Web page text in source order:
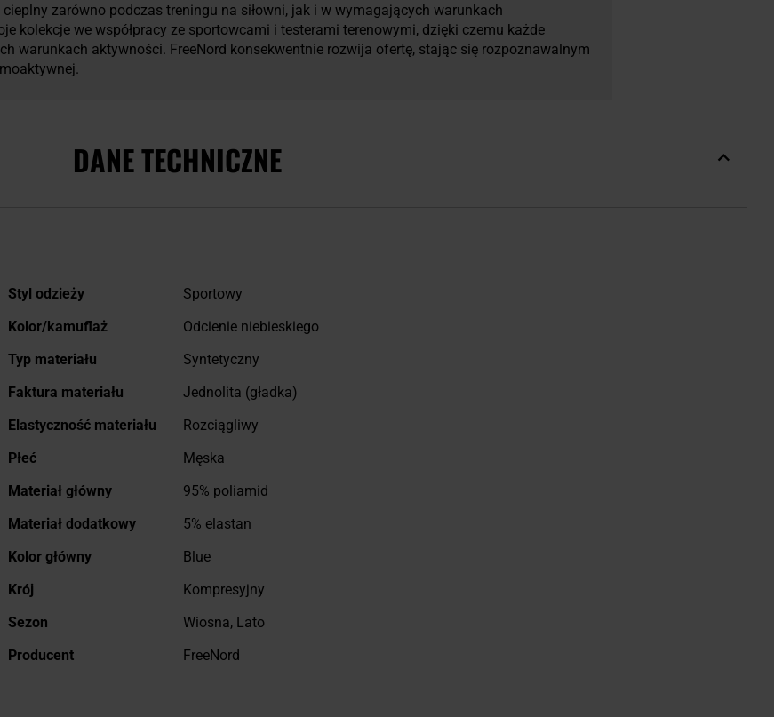
zarówno podczas treningu na siłowni, jak i w wymagających warunkach
kolekcje we współpracy ze sportowcami i testerami terenowymi, dzięki czemu każde
warunkach aktywności. FreeNord konsekwentnie rozwija ofertę, stając się rozpoznawalnym
DANE TECHNICZNE
Więcej
Styl odzieży
Sportowy
Kolor/kamuflaż
Odcienie niebieskiego
Typ materiału
Syntetyczny
Faktura materiału
Jednolita (gładka)
Elastyczność materiału
Rozciągliwy
Płeć
Męska
Materiał główny
95% poliamid
Materiał dodatkowy
5% elastan
Kolor główny
Blue
Krój
Kompresyjny
Sezon
Wiosna, Lato
Producent
FreeNord